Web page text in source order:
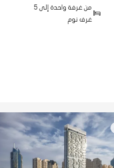
من غرفة واحدة إلى 5
غرف نوم